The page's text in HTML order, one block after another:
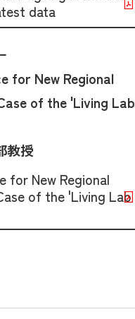
data
for New Regional
of the 'Living Lab
教授
for New Regional
of the 'Living Lab